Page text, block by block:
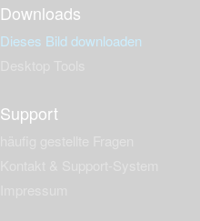
Downloads
Dieses Bild downloaden
Support